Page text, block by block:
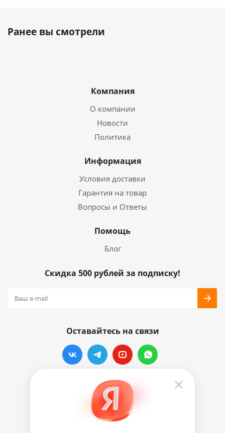
Ранее вы смотрели
Компания
О компании
Новости
Политика
Информация
Условия доставки
Гарантия на товар
Вопросы и Ответы
Помощь
Блог
Скидка 500 рублей за подписку!
Оставайтесь на связи
Наши контакты
info@vinylmarkt.ru